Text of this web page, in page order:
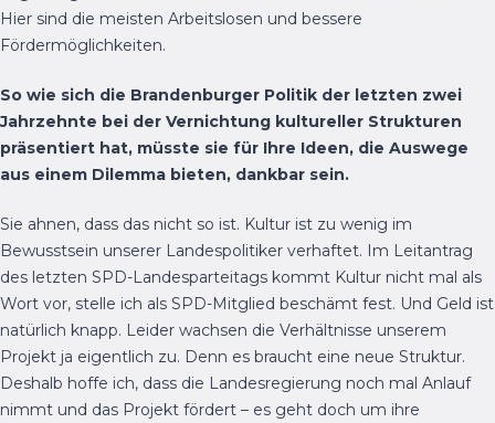
Hier sind die meisten Arbeitslosen und bessere
Fördermöglichkeiten.
So wie sich die Brandenburger Politik der letzten zwei
Jahrzehnte bei der Vernichtung kultureller Strukturen
präsentiert hat, müsste sie für Ihre Ideen, die Auswege
aus einem Dilemma bieten, dankbar sein.
Sie ahnen, dass das nicht so ist. Kultur ist zu wenig im
Bewusstsein unserer Landespolitiker verhaftet. Im Leitantrag
des letzten SPD-Landesparteitags kommt Kultur nicht mal als
Wort vor, stelle ich als SPD-Mitglied beschämt fest. Und Geld ist
natürlich knapp. Leider wachsen die Verhältnisse unserem
Projekt ja eigentlich zu. Denn es braucht eine neue Struktur.
Deshalb hoffe ich, dass die Landesregierung noch mal Anlauf
nimmt und das Projekt fördert – es geht doch um ihre